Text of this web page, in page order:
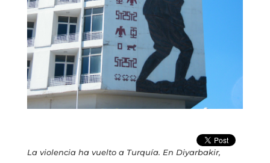
La violencia ha vuelto a Turquía. En Diyarbakir,